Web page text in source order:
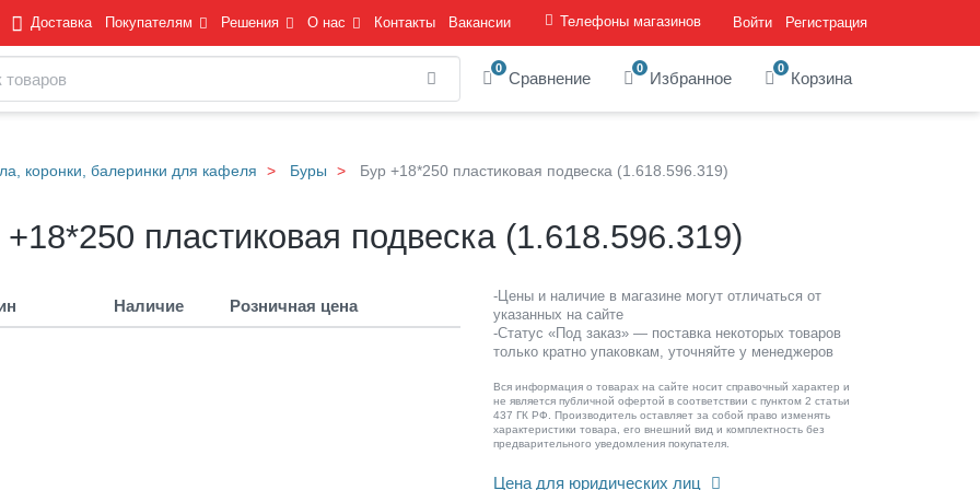
Доставка Покупателям Решения О нас Контакты Вакансии Телефоны магазинов Войти Регистрация
Найти 0
Сравнение
0
Избранное
0
Корзина
коронки, балеринки для кафеля Буры Бур +18*250 пластиковая подвеска (1.618.596.319)
+18*250 пластиковая подвеска (1.618.596.319)
Наличие Розничная цена
-Цены и наличие в магазине могут отличаться от
указанных на сайте
-Статус «Под заказ» — поставка некоторых товаров
только кратно упаковкам, уточняйте у менеджеров
Вся информация о товарах на сайте носит справочный характер и
не является публичной офертой в соответствии с пунктом 2 статьи
437 ГК РФ. Производитель оставляет за собой право изменять
характеристики товара, его внешний вид и комплектность без
предварительного уведомления покупателя.
Цена для юридических лиц